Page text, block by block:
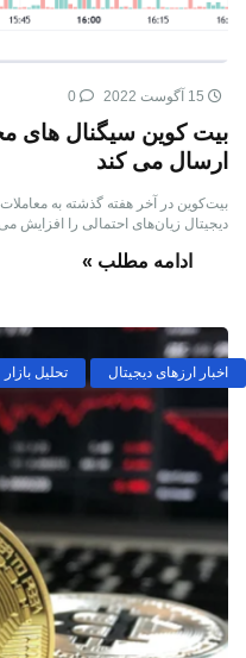
ارسال می کند
بیت‌کوین در آخر هفته گذشته به
دیجیتال زیان‌های احتمالی را افزایش
ادامه مطلب »
اخبار ارزهای دیجیتال تحلیل بازار